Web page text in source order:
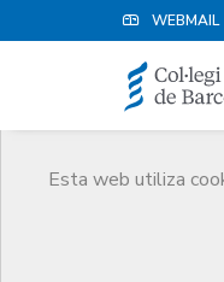
WEBMAIL
Esta web utiliza